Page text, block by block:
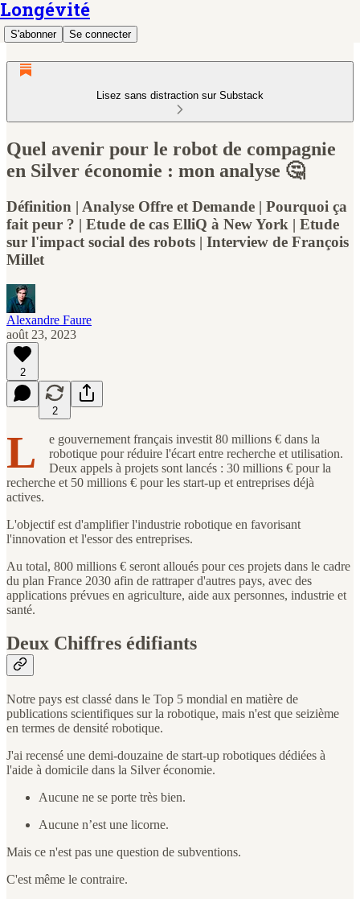
Longévité
S'abonner Se connecter
Lisez sans distraction sur Substack
Quel avenir pour le robot de compagnie
en Silver économie : mon analyse 🤔
Définition | Analyse Offre et Demande | Pourquoi ça
fait peur ? | Etude de cas ElliQ à New York | Etude
sur l'impact social des robots | Interview de François
Millet
Alexandre Faure
août 23, 2023
2
2
L
e gouvernement français investit 80 millions € dans la
robotique pour réduire l'écart entre recherche et utilisation.
Deux appels à projets sont lancés : 30 millions € pour la
recherche et 50 millions € pour les start-up et entreprises déjà
actives.
L'objectif est d'amplifier l'industrie robotique en favorisant
l'innovation et l'essor des entreprises.
Au total, 800 millions € seront alloués pour ces projets dans le cadre
du plan France 2030 afin de rattraper d'autres pays, avec des
applications prévues en agriculture, aide aux personnes, industrie et
santé.
Deux Chiffres édifiants
Notre pays est classé dans le Top 5 mondial en matière de
publications scientifiques sur la robotique, mais n'est que seizième
en termes de densité robotique.
J'ai recensé une demi-douzaine de start-up robotiques dédiées à
l'aide à domicile dans la Silver économie.
Aucune ne se porte très bien.
Aucune n’est une licorne.
Mais ce n'est pas une question de subventions.
C'est même le contraire.